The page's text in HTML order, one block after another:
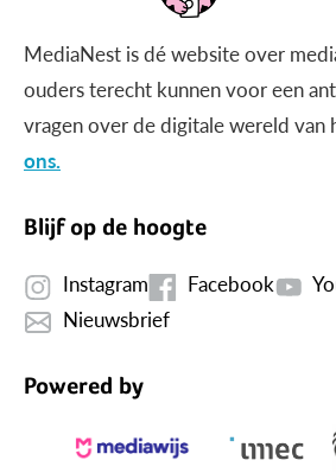
MediaNest is dé website over
ouders terecht kunnen voor een
vragen over de digitale wereld van
ons.
Blijf op de hoogte
Instagram Facebook
Nieuwsbrief
Powered by